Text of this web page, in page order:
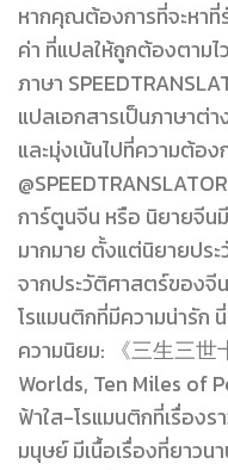
หากคุณต้องการที่จะหา
ค่า ที่แปลให้ถูกต้องตาม
ภาษา
แปลเอกสารเป็นภาษาต่
และมุ่งเน้นไปที่ความต้อ
การ์ตูนจีน หรือ นิยายจีน
มากมาย ตั้งแต่นิยายปร
จากประวัติศาสตร์ของจี
โรแมนติกที่มีความน่ารัก
ความนิยม: 《三生三
Worlds, Ten Miles of
ฟ้าใส-โรแมนติกที่เรื่องร
มนุษย์ มีเนื้อเรื่องที่ยาวน